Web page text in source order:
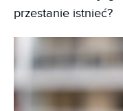
przestanie istnieć?